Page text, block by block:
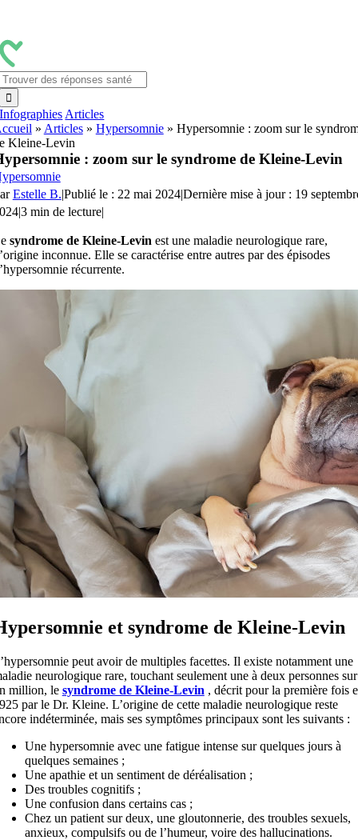
contenu
Infographies Articles
» Articles» Hypersomnie» Hypersomnie : zoom sur le
Kleine-Levin
: zoom sur le syndrome de Kleine-Levin
Estelle B.|Publié le : 22 mai 2024|Dernière mise à jour : 19
|3 min de lecture|
syndrome de Kleine-Levin est une maladie neurologique rare,
inconnue. Elle se caractérise entre autres par des épisodes
récurrente.
et syndrome de Kleine-Levin
peut avoir de multiples facettes. Il existe notamment une
neurologique rare, touchant seulement une à deux personnes sur
million, le syndrome de Kleine-Levin , décrit pour la première fois
par le Dr. Kleine. L’origine de cette maladie neurologique reste
indéterminée, mais ses symptômes principaux sont les suivants :
Une hypersomnie avec une fatigue intense sur quelques jours à
quelques semaines ;
Une apathie et un sentiment de déréalisation ;
Des troubles cognitifs ;
Une confusion dans certains cas ;
Chez un patient sur deux, une gloutonnerie, des troubles sexuels,
anxieux, compulsifs ou de l’humeur, voire des hallucinations.